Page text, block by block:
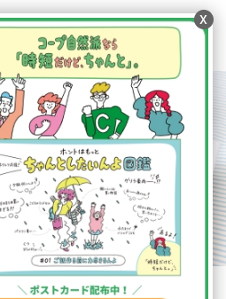
組合員
検討者向け
・ジャム
x